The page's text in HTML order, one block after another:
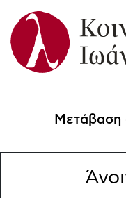
Μετάβαση